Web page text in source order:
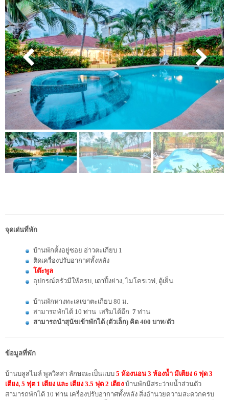
จุดเด่นที่พัก
บ้านพักตั้งอยู่ซอย อ่าวตะเกียบ 1
ติดเครื่องปรับอากาศทั้งหลัง
โต๊ะพูล
อุปกรณ์ครัวมีให้ครบ, เตาปิ้งย่าง, ไมโครเวฟ, ตู้เย็น
บ้านพักห่างทะเลเขาตะเกียบ 80 ม.
สามารถพักได้ 10 ท่าน เสริมได้อีก 7 ท่าน
สามารถนำสุนัขเข้าพักได้ (ตัวเล็ก) คิด 400 บาท/ตัว
ข้อมูลที่พัก
บ้านบลูสไมล์ พูลวิลล่า ลักษณะเป็นแบบ 5 ห้องนอน 3 ห้องน้ำ มีเตียง 6 ฟุด 3
เตียง, 5 ฟุต 1 เตียง และ เตียง 3.5 ฟุต 2 เตียง บ้านพักมีสระว่ายน้ำส่วนตัว
สามารถพักได้ 10 ท่าน เครื่องปรับอากาศทั้งหลัง สิ่งอำนวยความสะดวกครบ